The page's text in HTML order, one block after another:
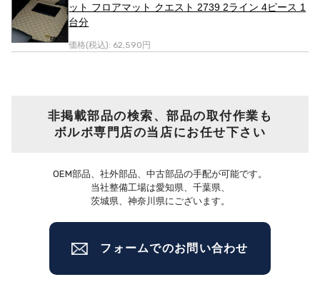
非掲載部品の検索、部品の取付作業も
ボルボ専門店の当店にお任せ下さい
OEM部品、社外部品、中古部品の手配が可能です。
当社整備工場は愛知県、千葉県、
茨城県、神奈川県にございます。
フォームでのお問い合わせ
ット フロアマット クエスト 2739 2ライン 4ピース 1
台分
価格(税込): 62,590円